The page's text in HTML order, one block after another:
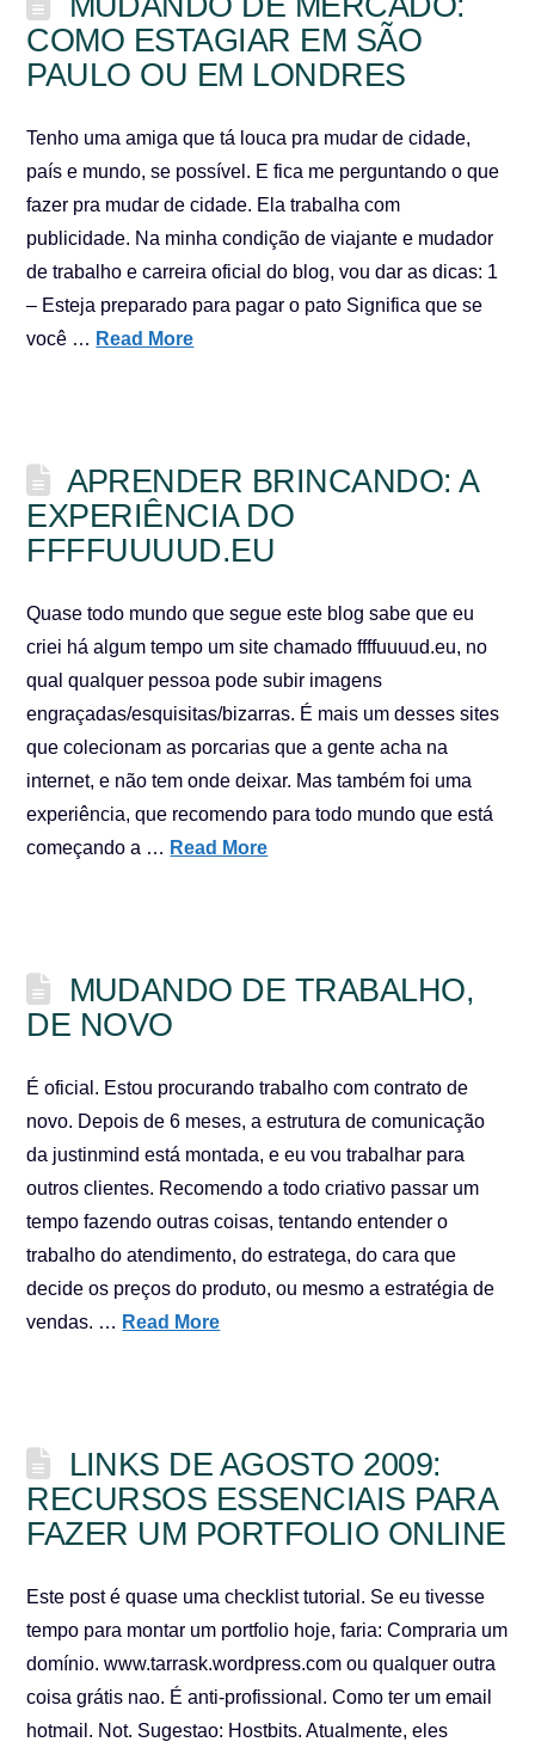
COMO ESTAGIAR EM SÃO
PAULO OU EM LONDRES
Tenho uma amiga que tá louca pra mudar de cidade,
país e mundo, se possível. E fica me perguntando o que
fazer pra mudar de cidade. Ela trabalha com
publicidade. Na minha condição de viajante e mudador
de trabalho e carreira oficial do blog, vou dar as dicas: 1
– Esteja preparado para pagar o pato Significa que se
você … Read More
APRENDER BRINCANDO: A
EXPERIÊNCIA DO
FFFFUUUUD.EU
Quase todo mundo que segue este blog sabe que eu
criei há algum tempo um site chamado ffffuuuud.eu, no
qual qualquer pessoa pode subir imagens
engraçadas/esquisitas/bizarras. É mais um desses sites
que colecionam as porcarias que a gente acha na
internet, e não tem onde deixar. Mas também foi uma
experiência, que recomendo para todo mundo que está
começando a … Read More
MUDANDO DE TRABALHO,
DE NOVO
É oficial. Estou procurando trabalho com contrato de
novo. Depois de 6 meses, a estrutura de comunicação
da justinmind está montada, e eu vou trabalhar para
outros clientes. Recomendo a todo criativo passar um
tempo fazendo outras coisas, tentando entender o
trabalho do atendimento, do estratega, do cara que
decide os preços do produto, ou mesmo a estratégia de
vendas. … Read More
LINKS DE AGOSTO 2009:
RECURSOS ESSENCIAIS PARA
FAZER UM PORTFOLIO ONLINE
Este post é quase uma checklist tutorial. Se eu tivesse
tempo para montar um portfolio hoje, faria: Compraria um
domínio. www.tarrask.wordpress.com ou qualquer outra
coisa grátis nao. É anti-profissional. Como ter um email
hotmail. Not. Sugestao: Hostbits. Atualmente, eles